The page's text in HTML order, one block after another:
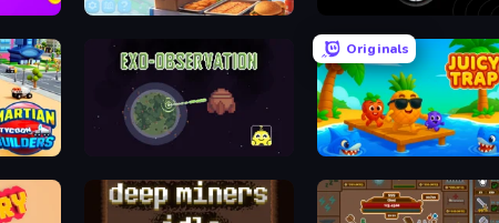
Merge Magnat - Ideal Store Button Defense Clicker
Exo Observation
Originals
Juicy Trap